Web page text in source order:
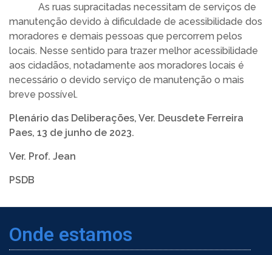
As ruas supracitadas necessitam de serviços de
manutenção devido à dificuldade de acessibilidade dos
moradores e demais pessoas que percorrem pelos
locais. Nesse sentido para trazer melhor acessibilidade
aos cidadãos, notadamente aos moradores locais é
necessário o devido serviço de manutenção o mais
breve possível.
Plenário das Deliberações, Ver. Deusdete Ferreira
Paes, 13 de junho de 2023.
Ver. Prof. Jean
PSDB
Onde estamos